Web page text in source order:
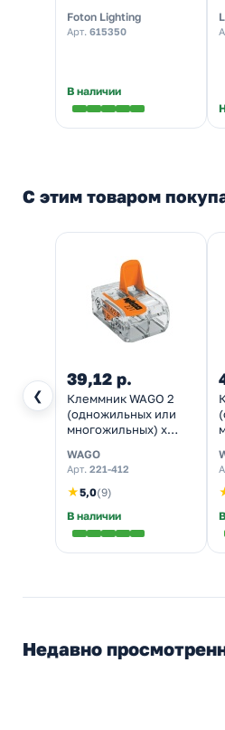
свет
Foton Lighting
Арт. 615350
В наличии
С этим товаром
❮
39,12 р.
Клеммник WAGO 2
(одножильных или
многожильных) х
100шт]
WAGO
Арт. 221-412
★5,0(9)
В наличии
Недавно